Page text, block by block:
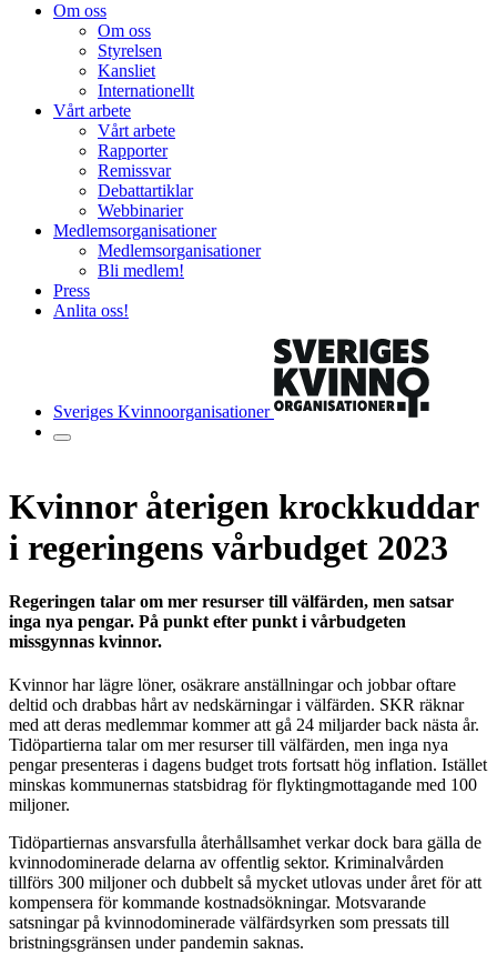
Om oss
Om oss
Styrelsen
Kansliet
Internationellt
Vårt arbete
Vårt arbete
Rapporter
Remissvar
Debattartiklar
Webbinarier
Medlemsorganisationer
Medlemsorganisationer
Bli medlem!
Press
Anlita oss!
Sveriges Kvinnoorganisationer
Kvinnor återigen krockkuddar
i regeringens vårbudget 2023
Regeringen talar om mer resurser till välfärden, men satsar
inga nya pengar. På punkt efter punkt i vårbudgeten
missgynnas kvinnor.
Kvinnor har lägre löner, osäkrare anställningar och jobbar oftare
deltid och drabbas hårt av nedskärningar i välfärden. SKR räknar
med att deras medlemmar kommer att gå 24 miljarder back nästa år.
Tidöpartierna talar om mer resurser till välfärden, men inga nya
pengar presenteras i dagens budget trots fortsatt hög inflation. Istället
minskas kommunernas statsbidrag för flyktingmottagande med 100
miljoner.
Tidöpartiernas ansvarsfulla återhållsamhet verkar dock bara gälla de
kvinnodominerade delarna av offentlig sektor. Kriminalvården
tillförs 300 miljoner och dubbelt så mycket utlovas under året för att
kompensera för kommande kostnadsökningar. Motsvarande
satsningar på kvinnodominerade välfärdsyrken som pressats till
bristningsgränsen under pandemin saknas.